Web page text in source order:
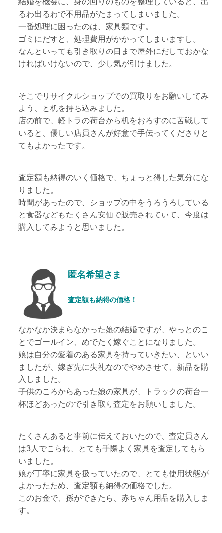
結婚を機会に、身の回りのものを整理していると、出
るわ出るわで不用品がたまってしまいました。
一番処理に困ったのは、家具類です。
ゴミにだすと、処理費用がかかってしまいますし。
なんといっても引き取りの日まで屋外にだしておかな
ければいけないので、少し気が引けました。
そこでリサイクルショップでの買取りをお願いしてみ
よう、と机を持ち込みました。
店の前で、軽トラの荷台から机をおろすのに苦戦して
いると、優しい店員さんが好意で手伝ってくださりと
てもよかったです。
査定額も納得のいく価格で、ちょっと得した気分にな
りました。
時間があったので、ショップの中をうろうろしている
と食器などもたくさん安価で販売されていて、今度は
購入してみようと思いました。
匿名希望さま
査定額も納得の価格！
なかなか決まらなかった娘の結婚ですが、やっとのこ
とでゴールイン、めでたく嫁ぐことになりました。
娘は自分の愛着のある家具を持っていきたい、といい
ましたが、嫁ぎ先に失礼なのでやめさせて、新品を購
入しました。
子供のころからあった娘の家具が、トラックの荷台一
杯ほどあったので引き取り査定をお願いしました。
たくさんあると事前に伝えておいたので、査定員さん
は3人でこられ、とても手際よく家具を査定してもら
いました。
娘が丁寧に家具を扱っていたので、とても使用状態が
よかったため、査定額も納得の価格でした。
このお金で、孫ができたら、赤ちゃん用品を購入しま
す。